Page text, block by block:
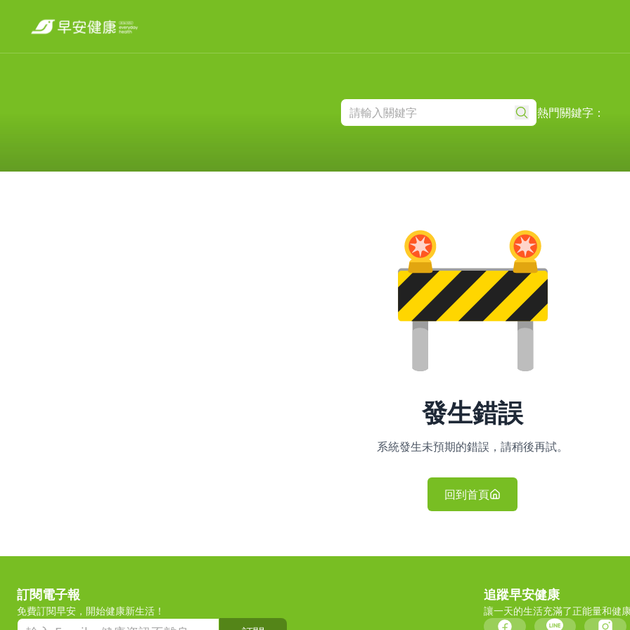
熱門關鍵字：
發生錯誤
系統發生未預期的錯誤，請稍後再試。
回到首頁
訂閱電子報
免費訂閱早安，開始健康新生活！
追蹤早安健康
讓一天的生活充滿了正能量和健